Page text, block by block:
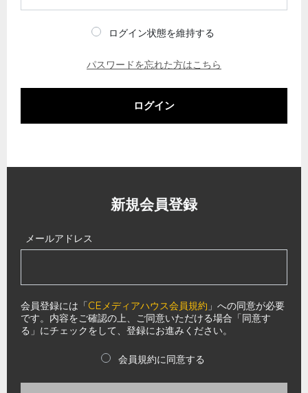
ログイン状態を維持する
パスワードを忘れた方はこちら
ログイン
新規会員登録
メールアドレス
会員登録には「CEメディアハウス会員規約 」への同意が必要
です。内容をご確認の上、ご同意いただける場合「同意す
る」にチェックをして、登録にお進みください。
会員規約に同意する